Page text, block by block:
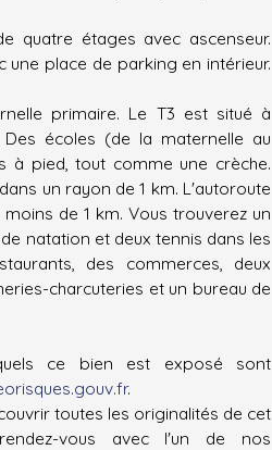
quatre étages avec ascenseur.
une place de parking en intérieur.
primaire. Le T3 est situé à
écoles (de la maternelle au
à pied, tout comme une crèche.
un rayon de 1 km. L'autoroute
de 1 km. Vous trouverez un
natation et deux tennis dans les
des commerces, deux
charcuteries et un bureau de
ce bien est exposé sont
.
toutes les originalités de cet
vous avec l'un de nos